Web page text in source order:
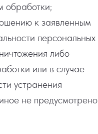
обработки;
к заявленным
персональных
либо
или в случае
устранения
не предусмотрено